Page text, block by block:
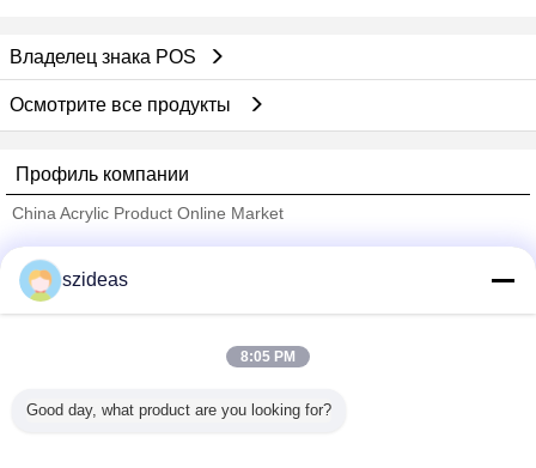
Владелец знака POS
Осмотрите все продукты
Профиль компании
China Acrylic Product Online Market
Trust Seal
Все продукты
szideas
8:05 PM
Good day, what product are you looking for?